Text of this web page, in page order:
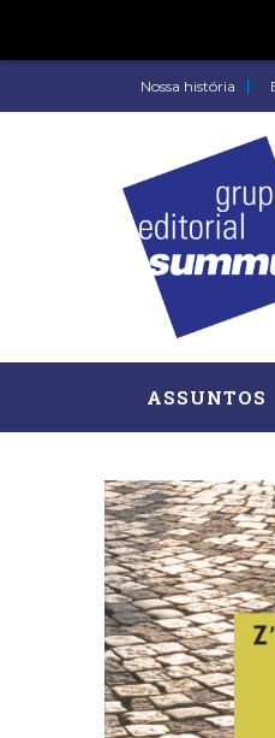
Nossa história
ASSUNTOS
Autoajuda
Cinema (23)
Corpo e
Culinária,
Educação
Gestalt-
Literatura